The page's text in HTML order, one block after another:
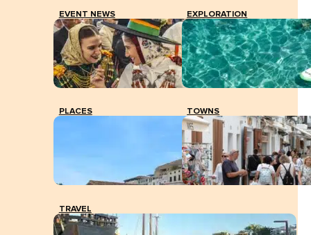
EVENT NEWS EXPLORATION
PLACES TOWNS
TRAVEL